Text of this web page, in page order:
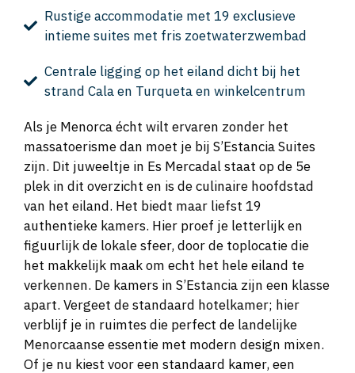
Rustige accommodatie met 19 exclusieve
intieme suites met fris zoetwaterzwembad
Centrale ligging op het eiland dicht bij het
strand Cala en Turqueta en winkelcentrum
Als je Menorca écht wilt ervaren zonder het
massatoerisme dan moet je bij S’Estancia Suites
zijn. Dit juweeltje in Es Mercadal staat op de 5e
plek in dit overzicht en is de culinaire hoofdstad
van het eiland. Het biedt maar liefst 19
authentieke kamers. Hier proef je letterlijk en
figuurlijk de lokale sfeer, door de toplocatie die
het makkelijk maak om echt het hele eiland te
verkennen. De kamers in S’Estancia zijn een klasse
apart. Vergeet de standaard hotelkamer; hier
verblijf je in ruimtes die perfect de landelijke
Menorcaanse essentie met modern design mixen.
Of je nu kiest voor een standaard kamer, een